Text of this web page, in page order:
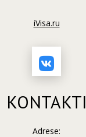
iVisa.ru
KONTAKTI
Adrese: